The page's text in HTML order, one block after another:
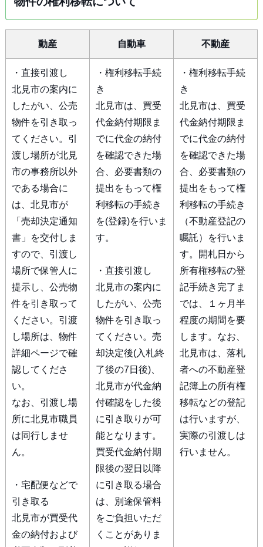
動産 自動車 不動産
・直接引渡し
北見市の案内に
したがい、公売
物件を引き取っ
てください。引
渡し場所が北見
市の事務所以外
である場合に
は、北見市が
「売却決定通知
書」を交付しま
すので、引渡し
場所で保管人に
提示し、公売物
件を引き取って
ください。引渡
し場所は、物件
詳細ページで確
認してくださ
い。
なお、引渡し場
所に北見市職員
は同行しませ
ん。
・宅配便などで
引き取る
北見市が買受代
金の納付および
・権利移転手続
き
北見市は、買受
代金納付期限ま
でに代金の納付
を確認できた場
合、必要書類の
提出をもって権
利移転の手続き
を(登録)を行いま
す。
・直接引渡し
北見市の案内に
したがい、公売
物件を引き取っ
てください。売
却決定後(入札終
了後の7日後)、
北見市が代金納
付確認をした後
に引き取りが可
能となります。
買受代金納付期
限後の翌日以降
に引き取る場合
は、別途保管料
をご負担いただ
くことがありま
・権利移転手続
き
北見市は、買受
代金納付期限ま
でに代金の納付
を確認できた場
合、必要書類の
提出をもって権
利移転の手続き
（不動産登記の
嘱託）を行いま
す。開札日から
所有権移転の登
記手続き完了ま
では、１ヶ月半
程度の期間を要
します。なお、
北見市は、落札
者への不動産登
記簿上の所有権
移転などの登記
は行いますが、
実際の引渡しは
行いません。